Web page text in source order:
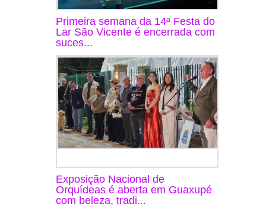
Primeira semana da 14ª Festa do
Lar São Vicente é encerrada com
suces...
Exposição Nacional de
Orquídeas é aberta em Guaxupé
com beleza, tradi...